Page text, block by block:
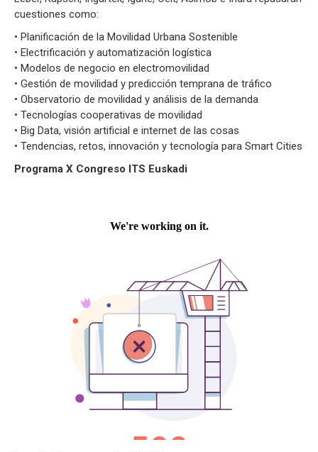
cuestiones como:
• Planificación de la Movilidad Urbana Sostenible
• Electrificación y automatización logística
• Modelos de negocio en electromovilidad
• Gestión de movilidad y predicción temprana de tráfico
• Observatorio de movilidad y análisis de la demanda
• Tecnologías cooperativas de movilidad
• Big Data, visión artificial e internet de las cosas
• Tendencias, retos, innovación y tecnología para Smart Cities
Programa X Congreso ITS Euskadi